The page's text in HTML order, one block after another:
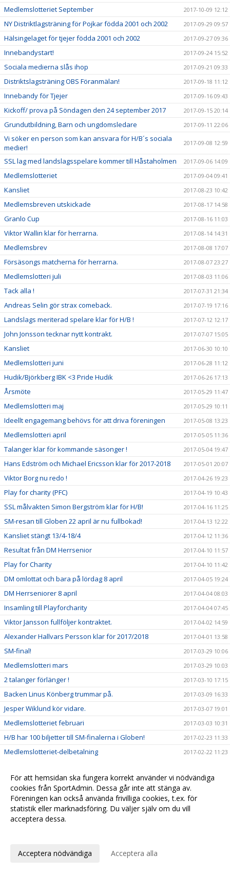
Medlemslotteriet September 2017-10-09 12:12
NY Distriktlagsträning för Pojkar födda 2001 och 2002 2017-09-29 09:57
Hälsingelaget för tjejer födda 2001 och 2002 2017-09-27 09:36
Innebandystart! 2017-09-24 15:52
Sociala medierna slås ihop 2017-09-21 09:33
Distriktslagsträning OBS Föranmälan! 2017-09-18 11:12
Innebandy för Tjejer 2017-09-16 09:43
Kickoff/ prova på Söndagen den 24 september 2017 2017-09-15 20:14
Grundutbildning, Barn och ungdomsledare 2017-09-11 22:06
Vi söker en person som kan ansvara för H/B´s sociala
medier!
2017-09-08 12:59
SSL lag med landslagsspelare kommer till Håstaholmen 2017-09-06 14:09
Medlemslotteriet 2017-09-04 09:41
Kansliet 2017-08-23 10:42
Medlemsbreven utskickade 2017-08-17 14:58
Granlo Cup 2017-08-16 11:03
Viktor Wallin klar för herrarna. 2017-08-14 14:31
Medlemsbrev 2017-08-08 17:07
Försäsongs matcherna för herrarna. 2017-08-07 23:27
Medlemslotteri juli 2017-08-03 11:06
Tack alla ! 2017-07-31 21:34
Andreas Selin gör strax comeback. 2017-07-19 17:16
Landslags meriterad spelare klar för H/B ! 2017-07-12 12:17
John Jonsson tecknar nytt kontrakt. 2017-07-07 15:05
Kansliet 2017-06-30 10:10
Medlemslotteri juni 2017-06-28 11:12
Hudik/Björkberg IBK <3 Pride Hudik 2017-06-26 17:13
Årsmöte 2017-05-29 11:47
Medlemslotteri maj 2017-05-29 10:11
Ideellt engagemang behövs för att driva föreningen 2017-05-08 13:23
Medlemslotteri april 2017-05-05 11:36
Talanger klar för kommande säsonger ! 2017-05-04 19:47
Hans Edström och Michael Ericsson klar för 2017-2018 2017-05-01 20:07
Viktor Borg nu redo ! 2017-04-26 19:23
Play for charity (PFC) 2017-04-19 10:43
SSL målvakten Simon Bergström klar för H/B! 2017-04-16 11:25
SM-resan till Globen 22 april är nu fullbokad! 2017-04-13 12:22
Kansliet stängt 13/4-18/4 2017-04-12 11:36
Resultat från DM Herrsenior 2017-04-10 11:57
Play for Charity 2017-04-10 11:42
DM omlottat och bara på lördag 8 april 2017-04-05 19:24
DM Herrseniorer 8 april 2017-04-04 08:03
Insamling till Playforcharity 2017-04-04 07:45
Viktor Jansson fullföljer kontraktet. 2017-04-02 14:59
Alexander Hallvars Persson klar för 2017/2018 2017-04-01 13:58
SM-final! 2017-03-29 10:06
Medlemslotteri mars 2017-03-29 10:03
2 talanger förlänger ! 2017-03-10 17:15
Backen Linus Könberg trummar på. 2017-03-09 16:33
Jesper Wiklund kör vidare. 2017-03-07 19:01
Medlemslotteriet februari 2017-03-03 10:31
H/B har 100 biljetter till SM-finalerna i Globen! 2017-02-23 11:33
Medlemslotteriet-delbetalning 2017-02-22 11:23
Supperterbuss till Järfälla 18 feb 2017-02-11 20:44
Medlemslotteriet januari 2017-02-08 10:30
Sponsorhuset 2017-01-25 09:50
Newbody
Fyra H/B tjejer på distrikts-SM
För att hemsidan ska fungera korrekt använder vi nödvändiga
cookies från SportAdmin. Dessa går inte att stänga av.
Föreningen kan också använda frivilliga cookies, t.ex. för
statistik eller marknadsföring. Du väljer själv om du vill
acceptera dessa.
Acceptera nödvändiga Acceptera alla